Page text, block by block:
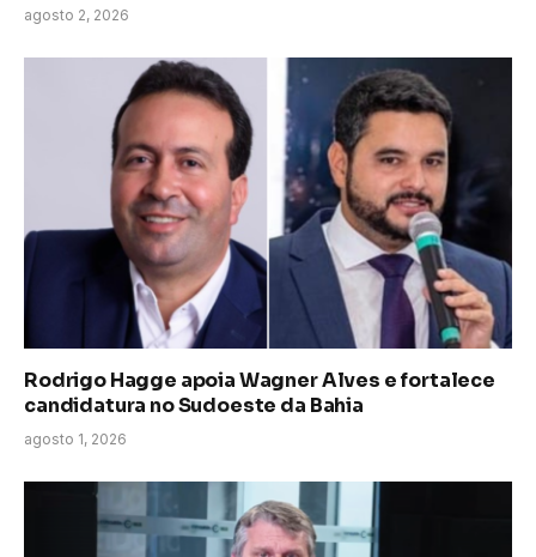
agosto 2, 2026
Rodrigo Hagge apoia Wagner Alves e fortalece
candidatura no Sudoeste da Bahia
agosto 1, 2026